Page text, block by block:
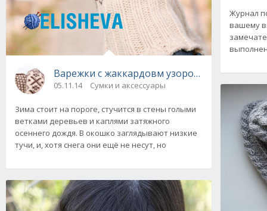
Варежки с жаккардовм узором «Зимний
05.11.14 Сумки и аксессуары
Зима стоит на пороге, стучится в стены голыми
ветками деревьев и каплями затяжного
осеннего дождя. В окошко заглядывают низкие
тучи, и, хотя снега они ещё не несут, но
Журнал
вашему